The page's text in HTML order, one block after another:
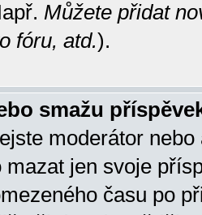
Můžete přidat
fóru, atd.).
smažu
moderátor
mazat jen svoje
času po